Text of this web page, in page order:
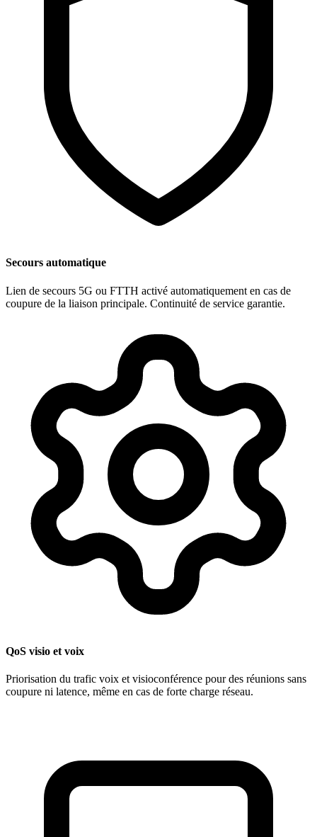
Secours automatique
Lien de secours 5G ou FTTH activé automatiquement en cas de
coupure de la liaison principale. Continuité de service garantie.
QoS visio et voix
Priorisation du trafic voix et visioconférence pour des réunions sans
coupure ni latence, même en cas de forte charge réseau.